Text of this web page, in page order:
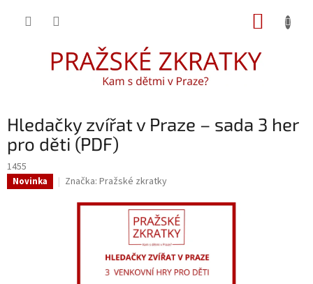
Hledačky zvířat v Praze – sada 3 her
pro děti (PDF)
1455
Novinka Značka: Pražské zkratky